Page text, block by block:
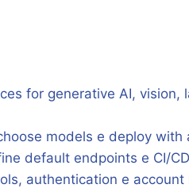
for generative AI, vision,
models e deploy with
default endpoints e CI/
authentication e account